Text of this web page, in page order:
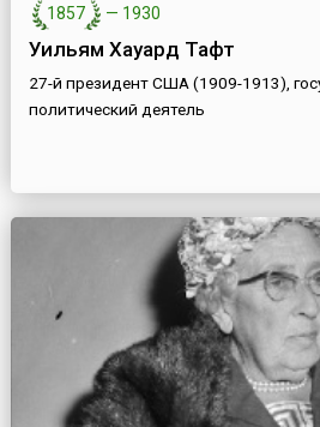
1857 — 1930
Уильям Хауард Тафт
27-й президент США (1909-1913),
политический деятель